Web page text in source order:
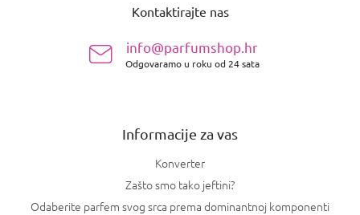
Kontaktirajte nas
info@parfumshop.hr
Odgovaramo u roku od 24 sata
Informacije za vas
Konverter
Zašto smo tako jeftini?
Odaberite parfem svog srca prema dominantnoj komponenti